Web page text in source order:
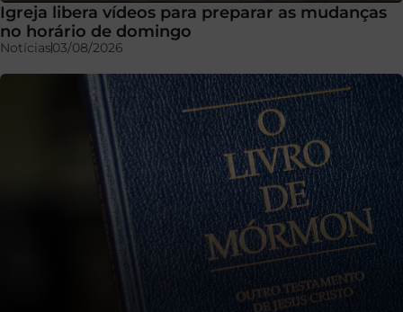
Igreja libera vídeos para preparar as mudanças
no horário de domingo
Notícias03/08/2026